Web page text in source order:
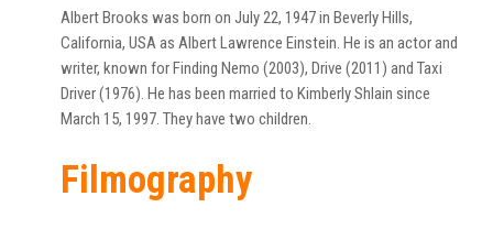
Albert Brooks was born on July 22, 1947 in Beverly Hills,
California, USA as Albert Lawrence Einstein. He is an actor and
writer, known for Finding Nemo (2003), Drive (2011) and Taxi
Driver (1976). He has been married to Kimberly Shlain since
March 15, 1997. They have two children.
Filmography